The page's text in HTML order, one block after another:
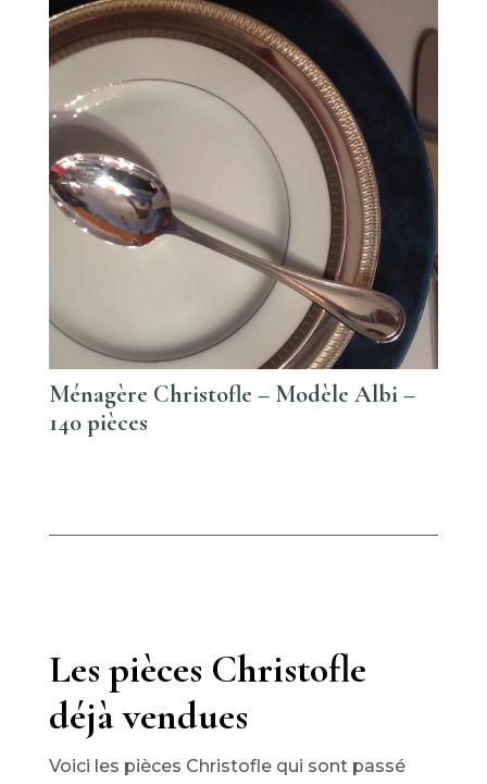
Ménagère Christofle – Modèle Albi –
140 pièces
Les pièces Christofle
déjà vendues
Voici les pièces Christofle qui sont passé